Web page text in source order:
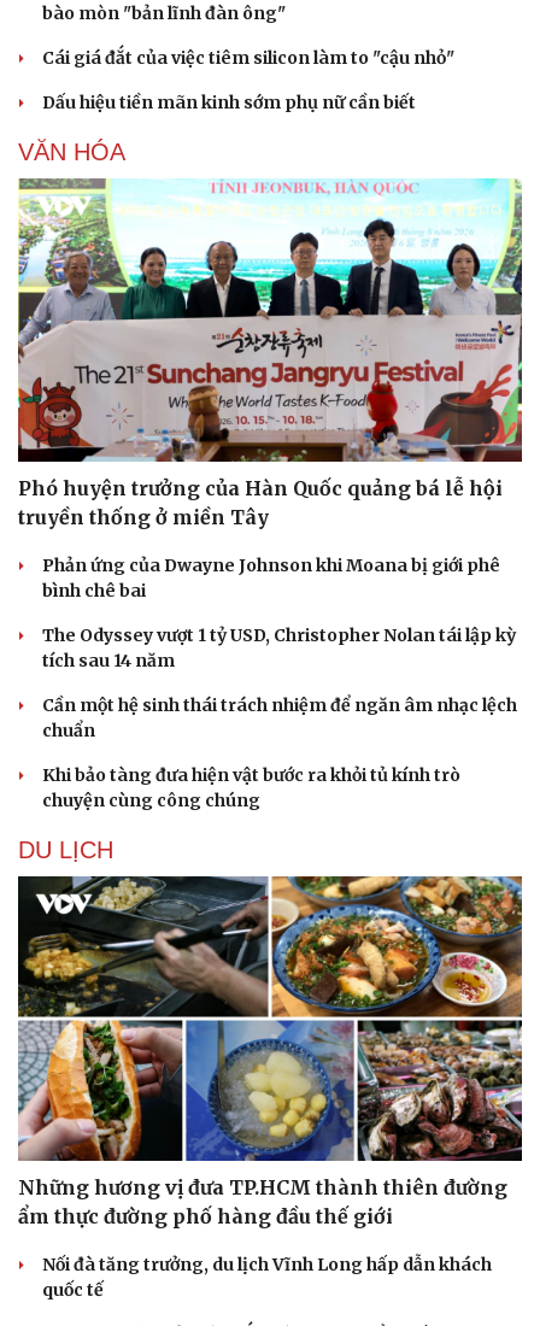
Văn hóa
Sân khấu - Điện ảnh
Văn học
Di sản
Nghệ sĩ
bào mòn "bản lĩnh đàn ông"
Cái giá đắt của việc tiêm silicon làm to "cậu nhỏ"
Dấu hiệu tiền mãn kinh sớm phụ nữ cần biết
VĂN HÓA
Phó huyện trưởng của Hàn Quốc quảng bá lễ hội
truyền thống ở miền Tây
Phản ứng của Dwayne Johnson khi Moana bị giới phê
bình chê bai
The Odyssey vượt 1 tỷ USD, Christopher Nolan tái lập kỳ
tích sau 14 năm
Cần một hệ sinh thái trách nhiệm để ngăn âm nhạc lệch
chuẩn
Khi bảo tàng đưa hiện vật bước ra khỏi tủ kính trò
chuyện cùng công chúng
DU LỊCH
Những hương vị đưa TP.HCM thành thiên đường
ẩm thực đường phố hàng đầu thế giới
Nối đà tăng trưởng, du lịch Vĩnh Long hấp dẫn khách
quốc tế